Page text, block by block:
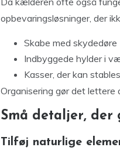
opbevaringsløsninger, der
Skabe med skydedøre
Indbyggede hylder i
Kasser, der kan
Organisering gør det lettere
Små detaljer, der
Tilføj naturlige